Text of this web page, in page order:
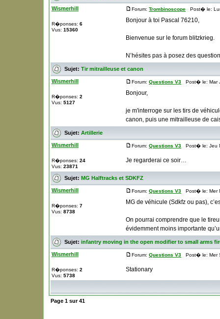
Wismerhill
R�ponses: 6
Vus: 15360
Forum: Trombinoscope Post� le:
Bonjour à toi Pascal 76210,
Bienvenue sur le forum blitzkrieg.
N’hésites pas à posez des
Sujet: Tir mitrailleuse et canon
Wismerhill
R�ponses: 2
Vus: 5127
Forum: Questions V3 Post� le: Mar
Bonjour,
je m'interroge sur les tirs de
canon, puis une mitrailleuse de
Sujet: Artillerie
Wismerhill
R�ponses: 24
Vus: 23871
Forum: Questions V3 Post� le: Jeu
Je regarderai ce soir…
Sujet: MG Halftracks et SDKFZ
Wismerhill
R�ponses: 7
Vus: 8738
Forum: Questions V3 Post� le: Mer
MG de véhicule (Sdkfz ou pas),
On pourrai comprendre que le
évidemment moins importante
Sujet: infantry moving in the open modifier to small arms
Wismerhill
R�ponses: 2
Vus: 5738
Forum: Questions V3 Post� le: Mer
Stationary
Page 1 sur41